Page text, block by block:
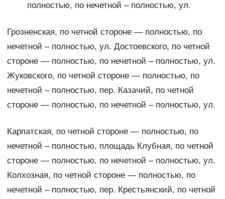
полностью, по нечетной – полностью, ул.
Грозненская, по четной стороне — полностью, по
нечетной – полностью, ул. Достоевского, по четной
стороне — полностью, по нечетной – полностью, ул.
Жуковского, по четной стороне — полностью, по
нечетной – полностью, пер. Казачий, по четной
стороне — полностью, по нечетной – полностью, ул.
Карпатская, по четной стороне — полностью, по
нечетной – полностью, площадь Клубная, по четной
стороне — полностью, по нечетной – полностью, ул.
Колхозная, по четной стороне — полностью, по
нечетной – полностью, пер. Крестьянский, по четной